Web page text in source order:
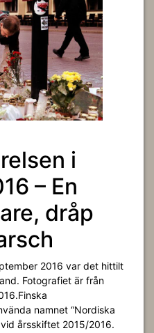
i
– En
dråp
2016 var det hittilt
Fotografiet är från
namnet “Nordiska
årsskiftet 2015/2016.